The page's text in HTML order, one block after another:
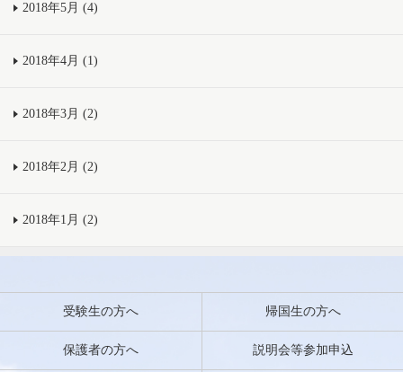
2018年5月 (4)
2018年4月 (1)
2018年3月 (2)
2018年2月 (2)
2018年1月 (2)
受験生の方へ 帰国生の方へ
保護者の方へ 説明会等参加申込